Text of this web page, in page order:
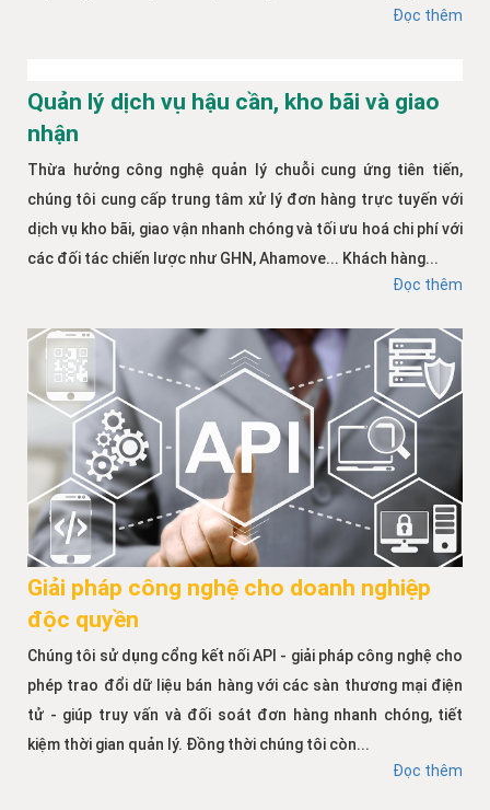
Đọc thêm
Quản lý dịch vụ hậu cần, kho bãi và giao
nhận
Thừa hưởng công nghệ quản lý chuỗi cung ứng tiên tiến,
chúng tôi cung cấp trung tâm xử lý đơn hàng trực tuyến với
dịch vụ kho bãi, giao vận nhanh chóng và tối ưu hoá chi phí với
các đối tác chiến lược như GHN, Ahamove... Khách hàng...
Đọc thêm
Giải pháp công nghệ cho doanh nghiệp
độc quyền
Chúng tôi sử dụng cổng kết nối API - giải pháp công nghệ cho
phép trao đổi dữ liệu bán hàng với các sàn thương mại điện
tử - giúp truy vấn và đối soát đơn hàng nhanh chóng, tiết
kiệm thời gian quản lý. Đồng thời chúng tôi còn...
Đọc thêm